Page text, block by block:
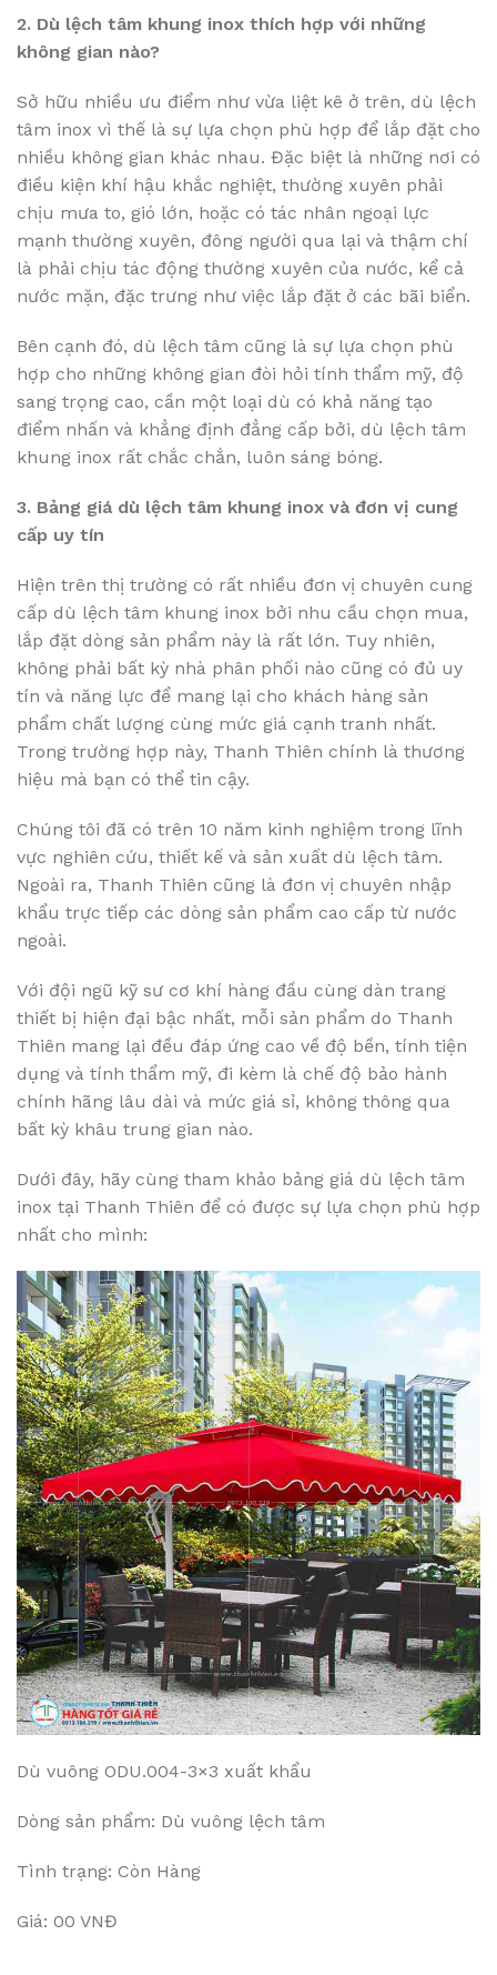
2. Dù lệch tâm khung inox thích hợp với những
không gian nào?
Sở hữu nhiều ưu điểm như vừa liệt kê ở trên, dù lệch
tâm inox vì thế là sự lựa chọn phù hợp để lắp đặt cho
nhiều không gian khác nhau. Đặc biệt là những nơi có
điều kiện khí hậu khắc nghiệt, thường xuyên phải
chịu mưa to, gió lớn, hoặc có tác nhân ngoại lực
mạnh thường xuyên, đông người qua lại và thậm chí
là phải chịu tác động thường xuyên của nước, kể cả
nước mặn, đặc trưng như việc lắp đặt ở các bãi biển.
Bên cạnh đó, dù lệch tâm cũng là sự lựa chọn phù
hợp cho những không gian đòi hỏi tính thẩm mỹ, độ
sang trọng cao, cần một loại dù có khả năng tạo
điểm nhấn và khẳng định đẳng cấp bởi, dù lệch tâm
khung inox rất chắc chắn, luôn sáng bóng.
3. Bảng giá dù lệch tâm khung inox và đơn vị cung
cấp uy tín
Hiện trên thị trường có rất nhiều đơn vị chuyên cung
cấp dù lệch tâm khung inox bởi nhu cầu chọn mua,
lắp đặt dòng sản phẩm này là rất lớn. Tuy nhiên,
không phải bất kỳ nhà phân phối nào cũng có đủ uy
tín và năng lực để mang lại cho khách hàng sản
phẩm chất lượng cùng mức giá cạnh tranh nhất.
Trong trường hợp này, Thanh Thiên chính là thương
hiệu mà bạn có thể tin cậy.
Chúng tôi đã có trên 10 năm kinh nghiệm trong lĩnh
vực nghiên cứu, thiết kế và sản xuất dù lệch tâm.
Ngoài ra, Thanh Thiên cũng là đơn vị chuyên nhập
khẩu trực tiếp các dòng sản phẩm cao cấp từ nước
ngoài.
Với đội ngũ kỹ sư cơ khí hàng đầu cùng dàn trang
thiết bị hiện đại bậc nhất, mỗi sản phẩm do Thanh
Thiên mang lại đều đáp ứng cao về độ bền, tính tiện
dụng và tính thẩm mỹ, đi kèm là chế độ bảo hành
chính hãng lâu dài và mức giá sỉ, không thông qua
bất kỳ khâu trung gian nào.
Dưới đây, hãy cùng tham khảo bảng giá dù lệch tâm
inox tại Thanh Thiên để có được sự lựa chọn phù hợp
nhất cho mình:
Dù vuông ODU.004-3×3 xuất khẩu
Dòng sản phẩm: Dù vuông lệch tâm
Tình trạng: Còn Hàng
Giá: 00 VNĐ